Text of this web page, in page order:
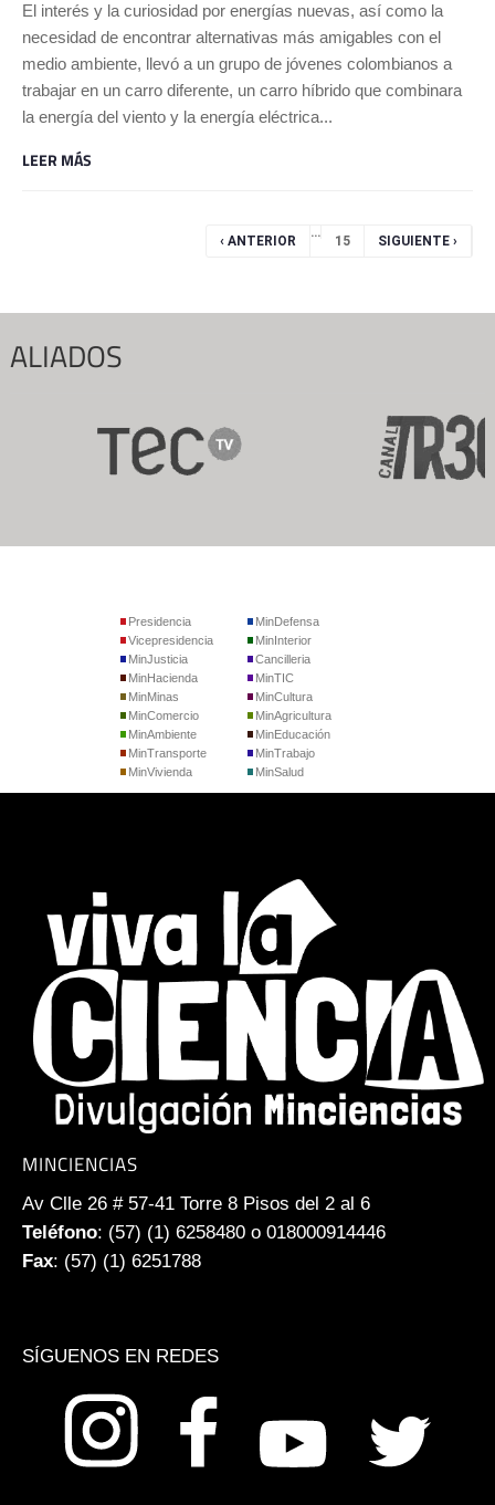
El interés y la curiosidad por energías nuevas, así como la
necesidad de encontrar alternativas más amigables con el
medio ambiente, llevó a un grupo de jóvenes colombianos a
trabajar en un carro diferente, un carro híbrido que combinara
la energía del viento y la energía eléctrica...
LEER MÁS
‹ ANTERIOR
…
15 SIGUIENTE ›
ALIADOS
Presidencia
Vicepresidencia
MinJusticia
MinDefensa
MinInterior
Cancilleria
MinHacienda
MinMinas
MinComercio
MinTIC
MinCultura
MinAgricultura
MinAmbiente
MinTransporte
MinVivienda
MinEducación
MinTrabajo
MinSalud
MINCIENCIAS
Av Clle 26 # 57-41 Torre 8 Pisos del 2 al 6
Teléfono: (57) (1) 6258480 o 018000914446
Fax: (57) (1) 6251788
SÍGUENOS EN REDES